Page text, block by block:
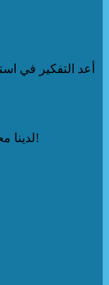
أعد التفكير في
لدينا محيط واحد وكوكب واحد نحتاج جميعنا إلى حمايته!